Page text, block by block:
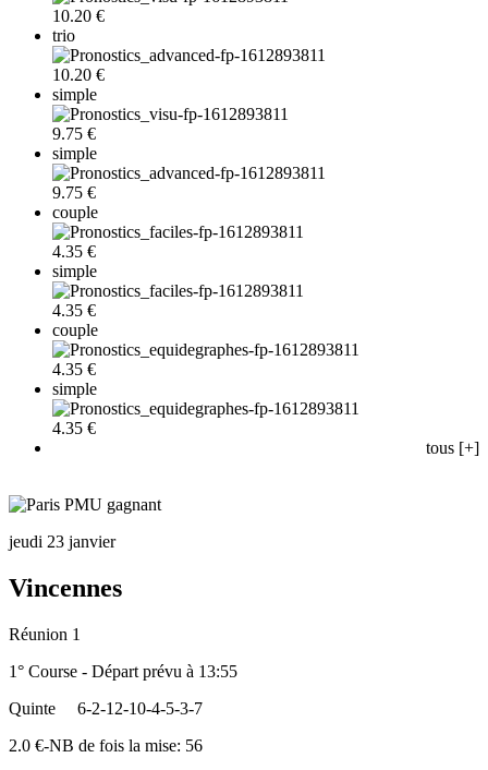
10.20 €
trio
10.20 €
simple
9.75 €
simple
9.75 €
couple
4.35 €
simple
4.35 €
couple
4.35 €
simple
4.35 €
tous [+]
jeudi 23 janvier
Vincennes
Réunion 1
1° Course - Départ prévu à 13:55
Quinte
6-2-12-10-4-5-3-7
2.0 €-NB de fois la mise: 56